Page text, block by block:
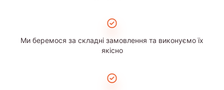
Ми беремося за складні замовлення та виконуємо їх
якісно